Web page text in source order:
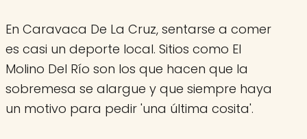
En Caravaca De La Cruz, sentarse a comer
es casi un deporte local. Sitios como El
Molino Del Río son los que hacen que la
sobremesa se alargue y que siempre haya
un motivo para pedir 'una última cosita'.